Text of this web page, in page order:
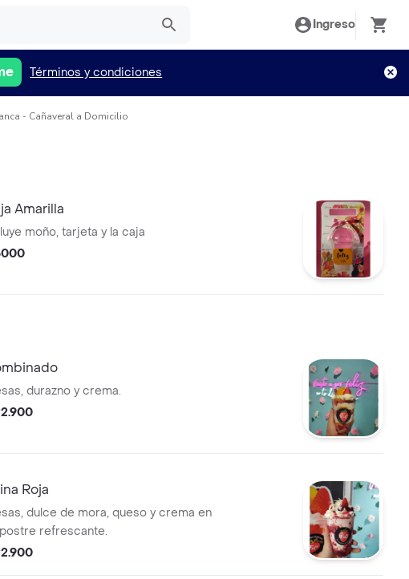
Ingreso
Términos y condiciones
- Cañaveral a Domicilio
Amarilla
moño, tarjeta y la caja
durazno y crema.
Roja
dulce de mora, queso y crema en
refrescante.